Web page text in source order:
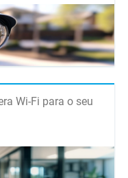
Wi-Fi para o seu